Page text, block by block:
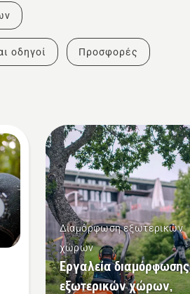
οδηγοί Προσφορές
Διαμόρφωση εξωτερικών
χώρων
Εργαλεία διαμόρφωσης
εξωτερικών χώρων,